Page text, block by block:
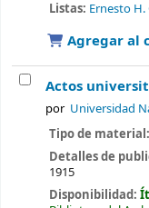
Listas: Ernesto H.
Agregar al
Actos
por Universidad
Tipo de material:
Detalles de
1915
Disponibilidad: